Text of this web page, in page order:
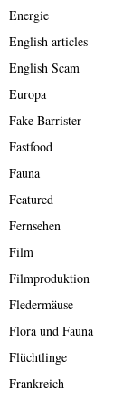
Energie
English articles
English Scam
Europa
Fake Barrister
Fastfood
Fauna
Featured
Fernsehen
Film
Filmproduktion
Fledermäuse
Flora und Fauna
Flüchtlinge
Frankreich